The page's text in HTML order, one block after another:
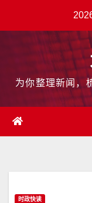
为你整理新闻，
时政快读